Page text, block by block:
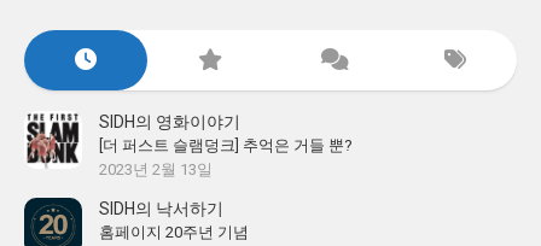
SIDH의 영화이야기
[더 퍼스트 슬램덩크] 추억은 거들 뿐?
2023년 2월 13일
SIDH의 낙서하기
홈페이지 20주년 기념